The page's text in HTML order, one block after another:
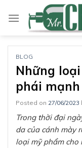
BLOG
Những
phái
Posted on 27/06/2023
Trong thời đại
da của cánh mày
loại mỹ phẩm cho